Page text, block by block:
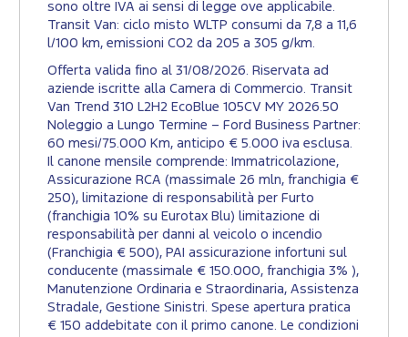
sono oltre IVA ai sensi di legge ove applicabile.
Transit Van: ciclo misto WLTP consumi da 7,8 a 11,6
l/100 km, emissioni CO2 da 205 a 305 g/km.​
Offerta valida fino al 31/08/2026. Riservata ad
aziende iscritte alla Camera di Commercio. Transit
Van Trend 310 L2H2 EcoBlue 105CV MY 2026.50
Noleggio a Lungo Termine – Ford Business Partner:
60 mesi/75.000 Km, anticipo € 5.000 iva esclusa.
Il canone mensile comprende: Immatricolazione,
Assicurazione RCA (massimale 26 mln, franchigia €
250), limitazione di responsabilità per Furto
(franchigia 10% su Eurotax Blu) limitazione di
responsabilità per danni al veicolo o incendio
(Franchigia € 500), PAI assicurazione infortuni sul
conducente (massimale € 150.000, franchigia 3% ),
Manutenzione Ordinaria e Straordinaria, Assistenza
Stradale, Gestione Sinistri. Spese apertura pratica
€ 150 addebitate con il primo canone. Le condizioni